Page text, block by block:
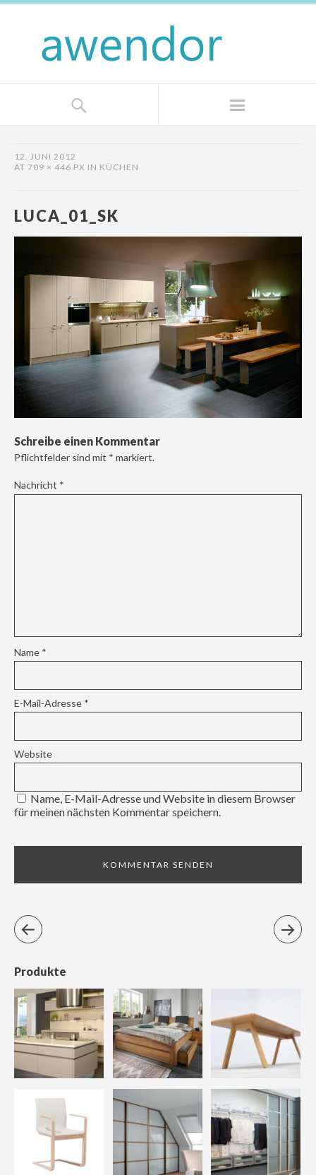
12. JUNI 2012
AT 709 × 446 PX IN KÜCHEN
LUCA_01_SK
Schreibe einen Kommentar
Pflichtfelder sind mit * markiert.
Nachricht *
Name *
E-Mail-Adresse *
Website
Name, E-Mail-Adresse und Website in diesem Browser
für meinen nächsten Kommentar speichern.
Produkte